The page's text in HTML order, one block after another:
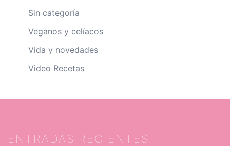
Sin categoría
Veganos y celíacos
Vida y novedades
Video Recetas
ENTRADAS RECIENTES